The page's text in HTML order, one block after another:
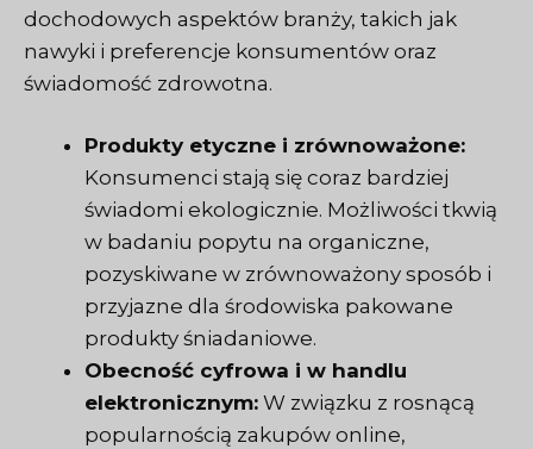
dochodowych aspektów branży, takich jak
nawyki i preferencje konsumentów oraz
świadomość zdrowotna.
Produkty etyczne i zrównoważone:
Konsumenci stają się coraz bardziej
świadomi ekologicznie. Możliwości tkwią
w badaniu popytu na organiczne,
pozyskiwane w zrównoważony sposób i
przyjazne dla środowiska pakowane
produkty śniadaniowe.
Obecność cyfrowa i w handlu
elektronicznym: W związku z rosnącą
popularnością zakupów online,